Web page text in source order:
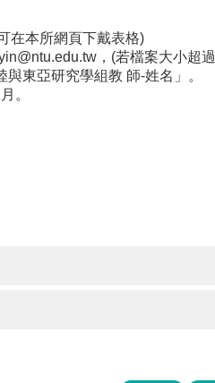
在本所網頁下戴表格)
，(若檔案大小超過
東亞研究學組教 師-姓名」。
。